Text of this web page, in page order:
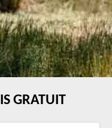
GRATUIT